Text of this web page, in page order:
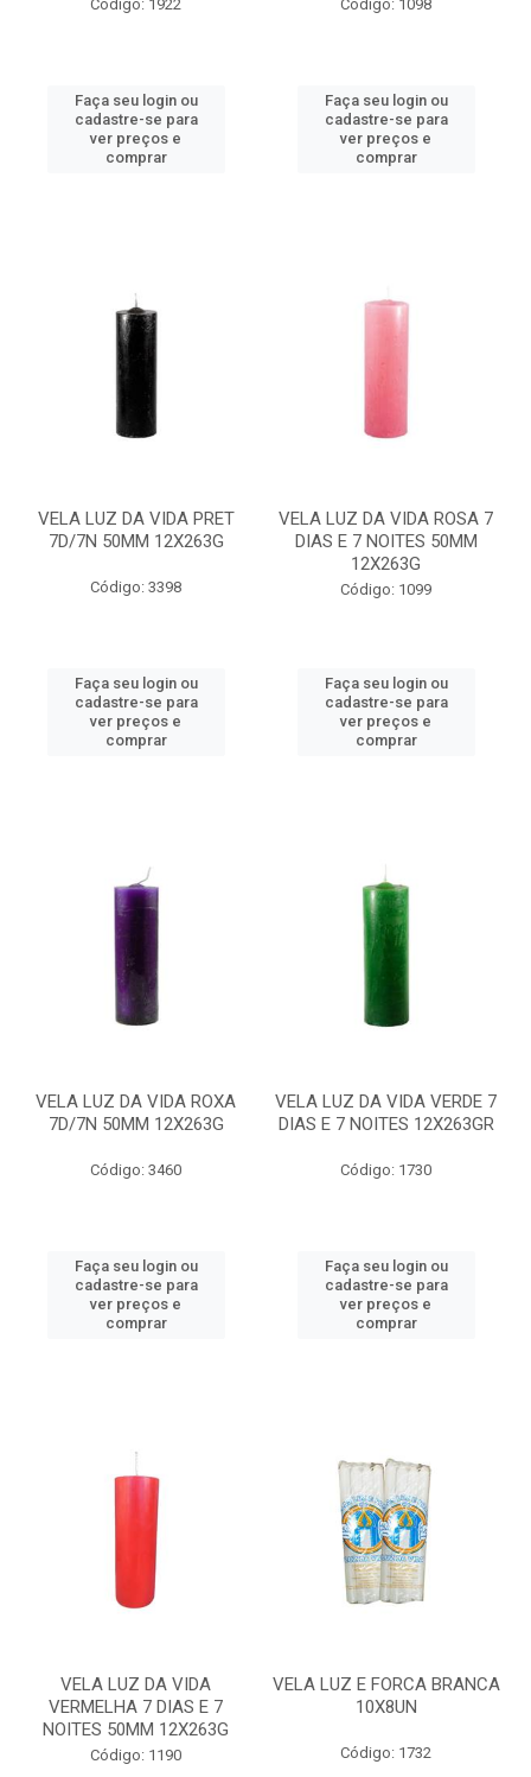
Código: 1922
Faça seu login ou
cadastre-se para
ver preços e
comprar
Código: 1098
Faça seu login ou
cadastre-se para
ver preços e
comprar
VELA LUZ DA VIDA PRET
7D/7N 50MM 12X263G
Código: 3398
Faça seu login ou
cadastre-se para
ver preços e
comprar
VELA LUZ DA VIDA ROSA 7
DIAS E 7 NOITES 50MM
12X263G
Código: 1099
Faça seu login ou
cadastre-se para
ver preços e
comprar
VELA LUZ DA VIDA ROXA
7D/7N 50MM 12X263G
Código: 3460
Faça seu login ou
cadastre-se para
ver preços e
comprar
VELA LUZ DA VIDA VERDE 7
DIAS E 7 NOITES 12X263GR
Código: 1730
Faça seu login ou
cadastre-se para
ver preços e
comprar
VELA LUZ DA VIDA
VERMELHA 7 DIAS E 7
NOITES 50MM 12X263G
Código: 1190
VELA LUZ E FORCA BRANCA
10X8UN
Código: 1732